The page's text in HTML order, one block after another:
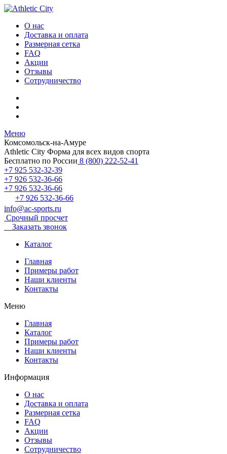
О нас
Доставка и оплата
Размерная сетка
FAQ
Акции
Отзывы
Сотрудничество
Меню
Комсомольск-на-Амуре
Athletic City Форма для всех видов спорта
Бесплатно по России 8 (800) 222-52-41
+7 925 532-32-39
+7 926 532-36-66
+7 926 532-36-66
+7 926 532-36-66
info@ac-sports.ru
Срочный просчет
Заказать звонок
Каталог
Главная
Примеры работ
Наши клиенты
Контакты
Меню
Главная
Каталог
Примеры работ
Наши клиенты
Контакты
Информация
О нас
Доставка и оплата
Размерная сетка
FAQ
Акции
Отзывы
Сотрудничество